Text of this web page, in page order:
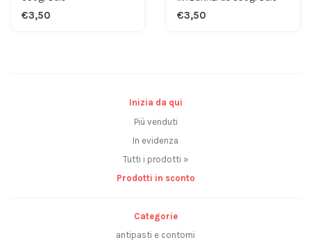
Inizia da qui
Più venduti
In evidenza
Tutti i prodotti »
Prodotti in sconto
Categorie
antipasti e contorni
€3,50 €3,50